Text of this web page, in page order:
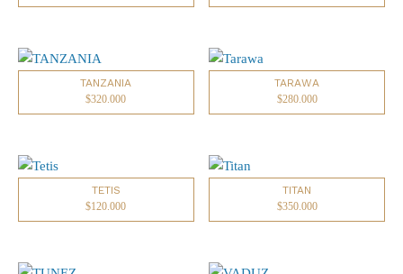
TANZANIA
$320.000
TARAWA
$280.000
TETIS
$120.000
TITAN
$350.000